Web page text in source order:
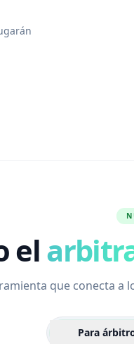
el
que conecta a
Para